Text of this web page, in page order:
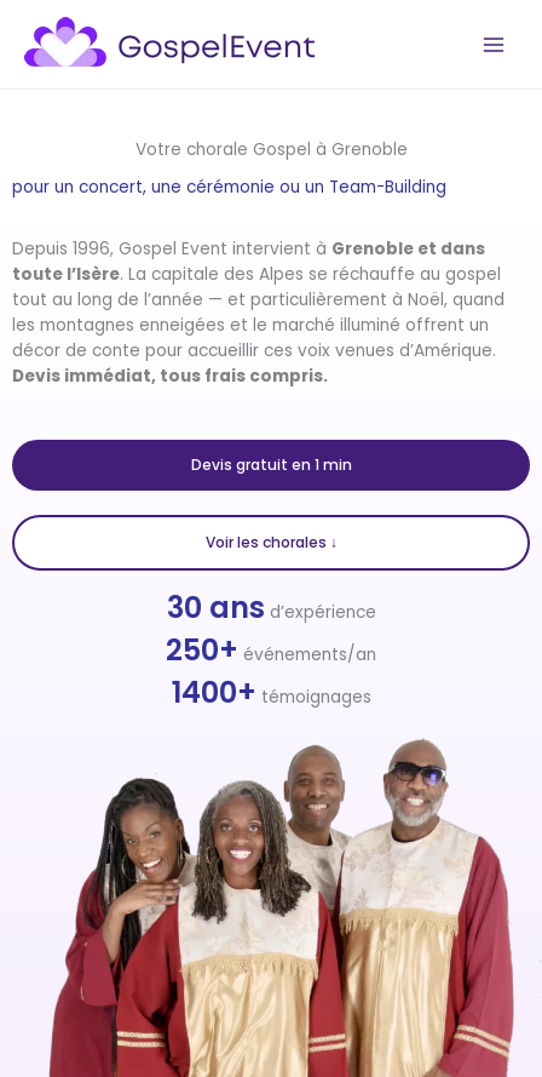
contenu
Votre chorale Gospel à Grenoble
pour un concert, une cérémonie ou un Team-Building
Depuis 1996, Gospel Event intervient à Grenoble et dans
toute l’Isère. La capitale des Alpes se réchauffe au gospel
tout au long de l’année — et particulièrement à Noël, quand
les montagnes enneigées et le marché illuminé offrent un
décor de conte pour accueillir ces voix venues d’Amérique.
Devis immédiat, tous frais compris.
Devis gratuit en 1 min
Voir les chorales ↓
30 ans d’expérience
250+ événements/an
1400+ témoignages